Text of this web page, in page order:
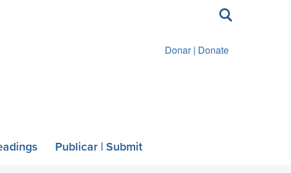
Toggle
search
Donar | Donate
Publicar | Submit